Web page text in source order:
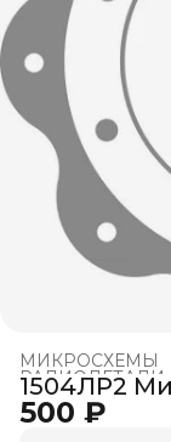
МИКРОСХЕМЫ
Главная ›
1504ЛР2
500 ₽